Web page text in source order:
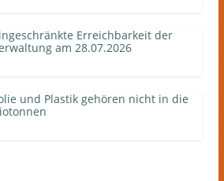
Erreichbarkeit der
am 28.07.2026
und Plastik gehören nicht in die